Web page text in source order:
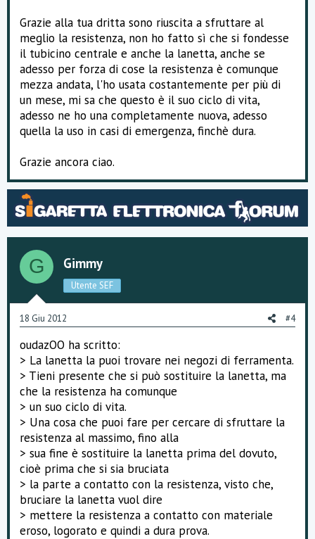
Grazie alla tua dritta sono riuscita a sfruttare al
meglio la resistenza, non ho fatto sì che si fondesse
il tubicino centrale e anche la lanetta, anche se
adesso per forza di cose la resistenza è comunque
mezza andata, l'ho usata costantemente per più di
un mese, mi sa che questo è il suo ciclo di vita,
adesso ne ho una completamente nuova, adesso
quella la uso in casi di emergenza, finchè dura.
Grazie ancora ciao.
G Gimmy
Utente SEF
18 Giu 2012 #4
oudazOO ha scritto:
> La lanetta la puoi trovare nei negozi di ferramenta.
> Tieni presente che si può sostituire la lanetta, ma
che la resistenza ha comunque
> un suo ciclo di vita.
> Una cosa che puoi fare per cercare di sfruttare la
resistenza al massimo, fino alla
> sua fine è sostituire la lanetta prima del dovuto,
cioè prima che si sia bruciata
> la parte a contatto con la resistenza, visto che,
bruciare la lanetta vuol dire
> mettere la resistenza a contatto con materiale
eroso, logorato e quindi a dura prova.